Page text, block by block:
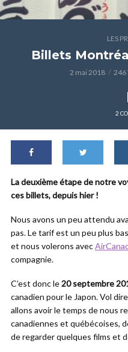
LES
Billets
2 mai 2018 246
2
La deuxième étape de notre
ces billets, depuis hier !
Nous avons un peu attendu
pas. Le tarif est un peu plus
et nous volerons avec
compagnie.
C’est donc le20 septembre
canadien pour le Japon. Vol
allons avoir le temps de nous
canadiennes et québécoises,
de regarder quelques films et